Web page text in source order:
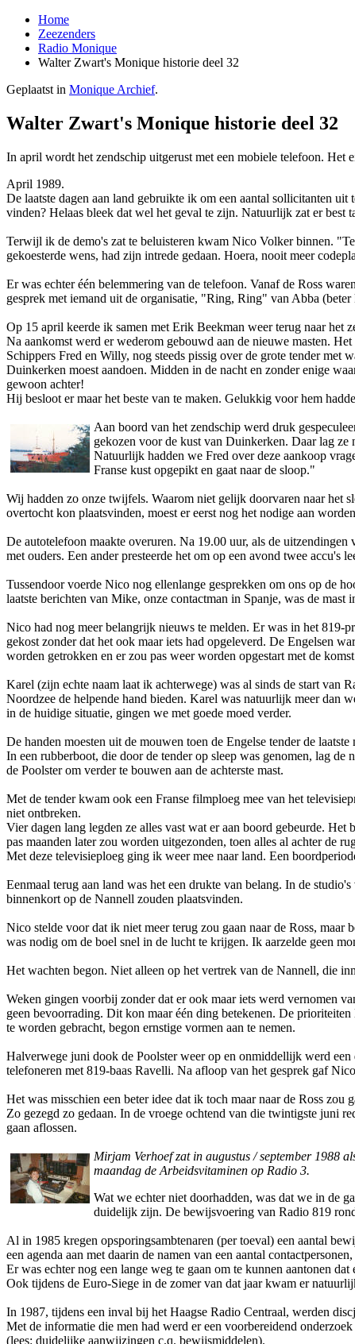
Home
Zeezenders
Radio Monique
Walter Zwart's Monique historie deel 32
Geplaatst in Monique Archief.
Walter Zwart's Monique historie deel 32
In april wordt het zendschip uitgerust met een mobiele telefoon. Het
April 1989.
De laatste dagen aan land gebruikte ik om een aantal sollicitanten
vinden? Helaas bleek dat wel het geval te zijn. Natuurlijk zat er best
Terwijl ik de demo's zat te beluisteren kwam Nico Volker binnen.
gekoesterde wens, had zijn intrede gedaan. Hoera, nooit meer
Er was echter één belemmering van de telefoon. Vanaf de Ross
gesprek met iemand uit de organisatie, "Ring, Ring" van Abba
Op 15 april keerde ik samen met Erik Beekman weer terug naar het
Na aankomst werd er wederom gebouwd aan de nieuwe masten.
Schippers Fred en Willy, nog steeds pissig over de grote tender met
Duinkerken moest aandoen. Midden in de nacht en zonder enige
gewoon achter!
Hij besloot er maar het beste van te maken. Gelukkig voor hem
Aan boord van het zendschip werd druk
gekozen voor de kust van Duinkerken. Daar lag
Natuurlijk hadden we Fred over deze aankoop
Franse kust opgepikt en gaat naar de sloop."
Wij hadden zo o­nze twijfels. Waarom niet gelijk doorvaren naar het
overtocht kon plaatsvinden, moest er eerst nog het nodige aan
De autotelefoon maakte overuren. Na 19.00 uur, als de
met ouders. Een ander presteerde het om op een avond twee accu's
Tussendoor voerde Nico nog ellenlange gesprekken om o­ns op de
laatste berichten van Mike, o­nze contactman in Spanje, was de
Nico had nog meer belangrijk nieuws te melden. Er was in het 819-
gekost zonder dat het ook maar iets had opgeleverd. De Engelsen
worden getrokken en er zou pas weer worden opgestart met de
Karel (zijn echte naam laat ik achterwege) was al sinds de start van
Noordzee de helpende hand bieden. Karel was natuurlijk meer dan
in de huidige situatie, gingen we met goede moed verder.
De handen moesten uit de mouwen toen de Engelse tender de laatste
In een rubberboot, die door de tender op sleep was genomen, lag
de Poolster om verder te bouwen aan de achterste mast.
Met de tender kwam ook een Franse filmploeg mee van het
niet o­ntbreken.
Vier dagen lang legden ze alles vast wat er aan boord gebeurde. Het
pas maanden later zou worden uitgezonden, toen alles al achter de
Met deze televisieploeg ging ik weer mee naar land. Een
Eenmaal terug aan land was het een drukte van belang. In de
binnenkort op de Nannell zouden plaatsvinden.
Nico stelde voor dat ik niet meer terug zou gaan naar de Ross,
was nodig om de boel snel in de lucht te krijgen. Ik aarzelde geen
Het wachten begon. Niet alleen op het vertrek van de Nannell, die
Weken gingen voorbij zonder dat er ook maar iets werd vernomen
geen bevoorrading. Dit kon maar één ding betekenen. De
te worden gebracht, begon ernstige vormen aan te nemen.
Halverwege juni dook de Poolster weer op en o­nmiddellijk werd
telefoneren met 819-baas Ravelli. Na afloop van het gesprek gaf
Het was misschien een beter idee dat ik toch maar naar de Ross
Zo gezegd zo gedaan. In de vroege ochtend van die twintigste juni
gaan aflossen.
Mirjam Verhoef zat in augustus / september 1988
maandag de Arbeidsvitaminen op Radio 3.
Wat we echter niet doorhadden, was dat we in de
duidelijk zijn. De bewijsvoering van Radio 819
Al in 1985 kregen opsporingsambtenaren (per toeval) een aantal
een agenda aan met daarin de namen van een aantal
Er was echter nog een lange weg te gaan om te kunnen aantonen
Ook tijdens de Euro-Siege in de zomer van dat jaar kwam er
In 1987, tijdens een inval bij het Haagse Radio Centraal, werden
Met de informatie die men had werd er een voorbereidend
(lees: duidelijke aanwijzingen c.q. bewijsmiddelen).